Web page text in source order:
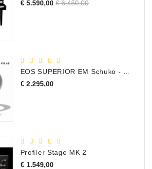
€ 5.590,00 Normale
€ 6.450,00Prijs
€ 2.295,00Prijs
Profiler Stage MK 2
€ 1.549,00Prijs